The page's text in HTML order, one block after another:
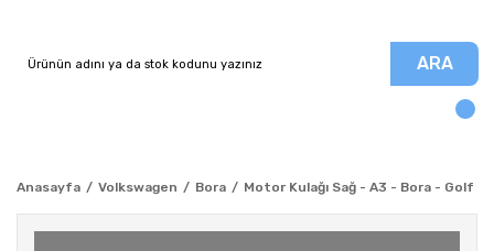
ARA
Anasayfa Volkswagen Bora Motor Kulağı Sağ - A3 - Bora - Golf 4